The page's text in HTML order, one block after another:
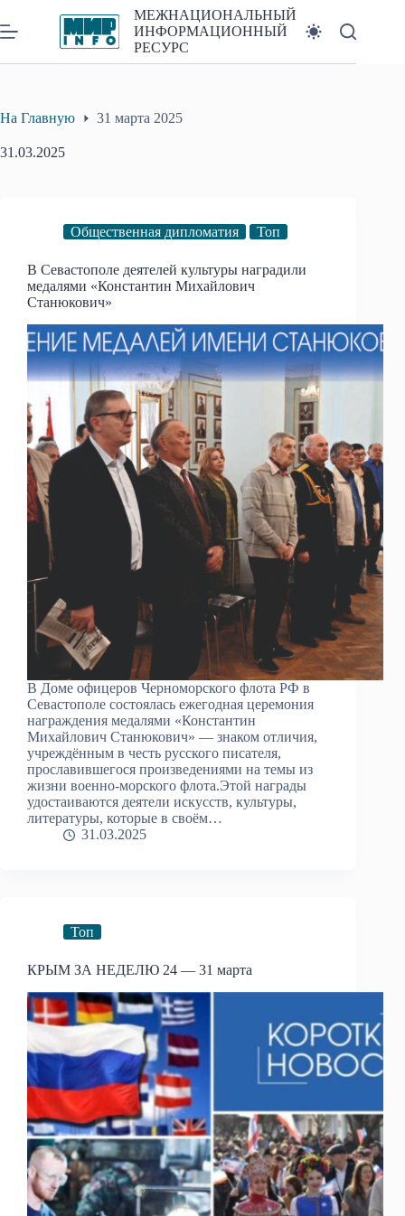
к
сути
МЕЖНАЦИОНАЛЬНЫЙ
ИНФОРМАЦИОННЫЙ
РЕСУРС
На Главную 31 марта 2025
31.03.2025
Общественная дипломатия Топ
В Севастополе деятелей культуры наградили
медалями «Константин Михайлович
Станюкович»
В Доме офицеров Черноморского флота РФ в
Севастополе состоялась ежегодная церемония
награждения медалями «Константин
Михайлович Станюкович» — знаком отличия,
учреждённым в честь русского писателя,
прославившегося произведениями на темы из
жизни военно-морского флота.Этой награды
удостаиваются деятели искусств, культуры,
литературы, которые в своём…
31.03.2025
Топ
КРЫМ ЗА НЕДЕЛЮ 24 — 31 марта